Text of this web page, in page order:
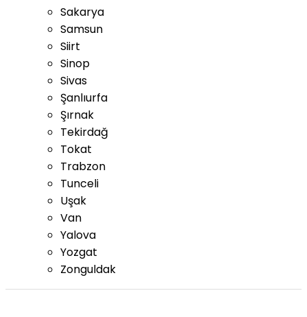
Sakarya
Samsun
Siirt
Sinop
Sivas
Şanlıurfa
Şırnak
Tekirdağ
Tokat
Trabzon
Tunceli
Uşak
Van
Yalova
Yozgat
Zonguldak